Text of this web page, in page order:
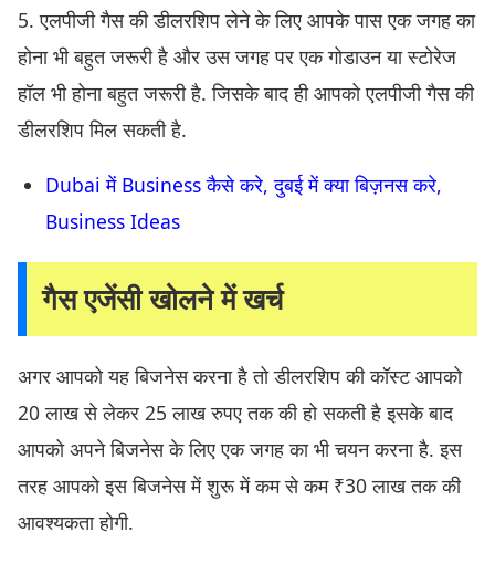
5. एलपीजी गैस की डीलरशिप लेने के लिए आपके पास एक जगह का
होना भी बहुत जरूरी है और उस जगह पर एक गोडाउन या स्टोरेज
हॉल भी होना बहुत जरूरी है. जिसके बाद ही आपको एलपीजी गैस की
डीलरशिप मिल सकती है.
Dubai में Business कैसे करे, दुबई में क्या बिज़नस करे,
Business Ideas
गैस एजेंसी खोलने में खर्च
अगर आपको यह बिजनेस करना है तो डीलरशिप की कॉस्ट आपको
20 लाख से लेकर 25 लाख रुपए तक की हो सकती है इसके बाद
आपको अपने बिजनेस के लिए एक जगह का भी चयन करना है. इस
तरह आपको इस बिजनेस में शुरू में कम से कम ₹30 लाख तक की
आवश्यकता होगी.